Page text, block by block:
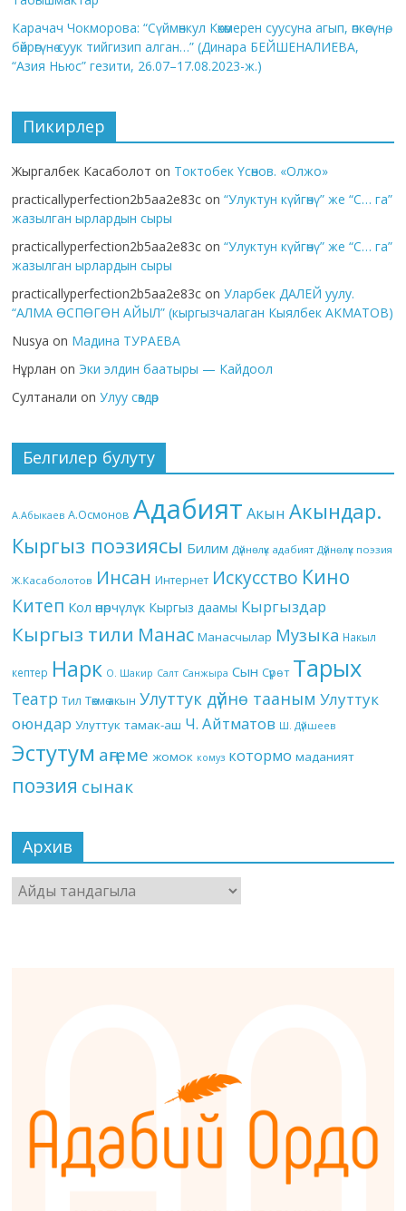
Карачач Чокморова: “Сүймөнкул Көкөмерен суусуна агып, өпкөсүнө,
бөйрөгүнө суук тийгизип алган…” (Динара БЕЙШЕНАЛИЕВА,
“Азия Ньюс” гезити, 26.07–17.08.2023-ж.)
Пикирлер
Жыргалбек Касаболот on Токтобек Үсөнов. «Олжо»
practicallyperfection2b5aa2e83c on“Улуктун күйгөнү” же “С… га”
жазылган ырлардын сыры
practicallyperfection2b5aa2e83c on“Улуктун күйгөнү” же “С… га”
жазылган ырлардын сыры
practicallyperfection2b5aa2e83c onУларбек ДАЛЕЙ уулу.
“АЛМА ӨСПӨГӨН АЙЫЛ” (кыргызчалаган Кыялбек АКМАТОВ)
Nusya on Мадина ТУРАЕВА
Нұрлан on Эки элдин баатыры — Кайдоол
Султанали onУлуу сөздөр
Белгилер булуту
А.Абыкаев А.Осмонов Адабият Акын Акындар.
Кыргыз поэзиясы Билим Дүйнөлүк адабият Дүйнөлүк поэзия
Ж.Касаболотов Инсан Интернет Искусство Кино
Китеп Кол өнөрчүлүк Кыргыз даамы Кыргыздар
Кыргыз тили Манас Манасчылар Музыка Накыл
кептер Нарк О. Шакир Салт Санжыра Сын Сүрөт Тарых
Театр Тил Төкмө акын Улуттук дүйнө тааным Улуттук
оюндар Улуттук тамак-аш Ч. Айтматов Ш. Дүйшеев
Эстутум аңгеме жомок комуз котормо маданият
поэзия сынак
Архив
Архив